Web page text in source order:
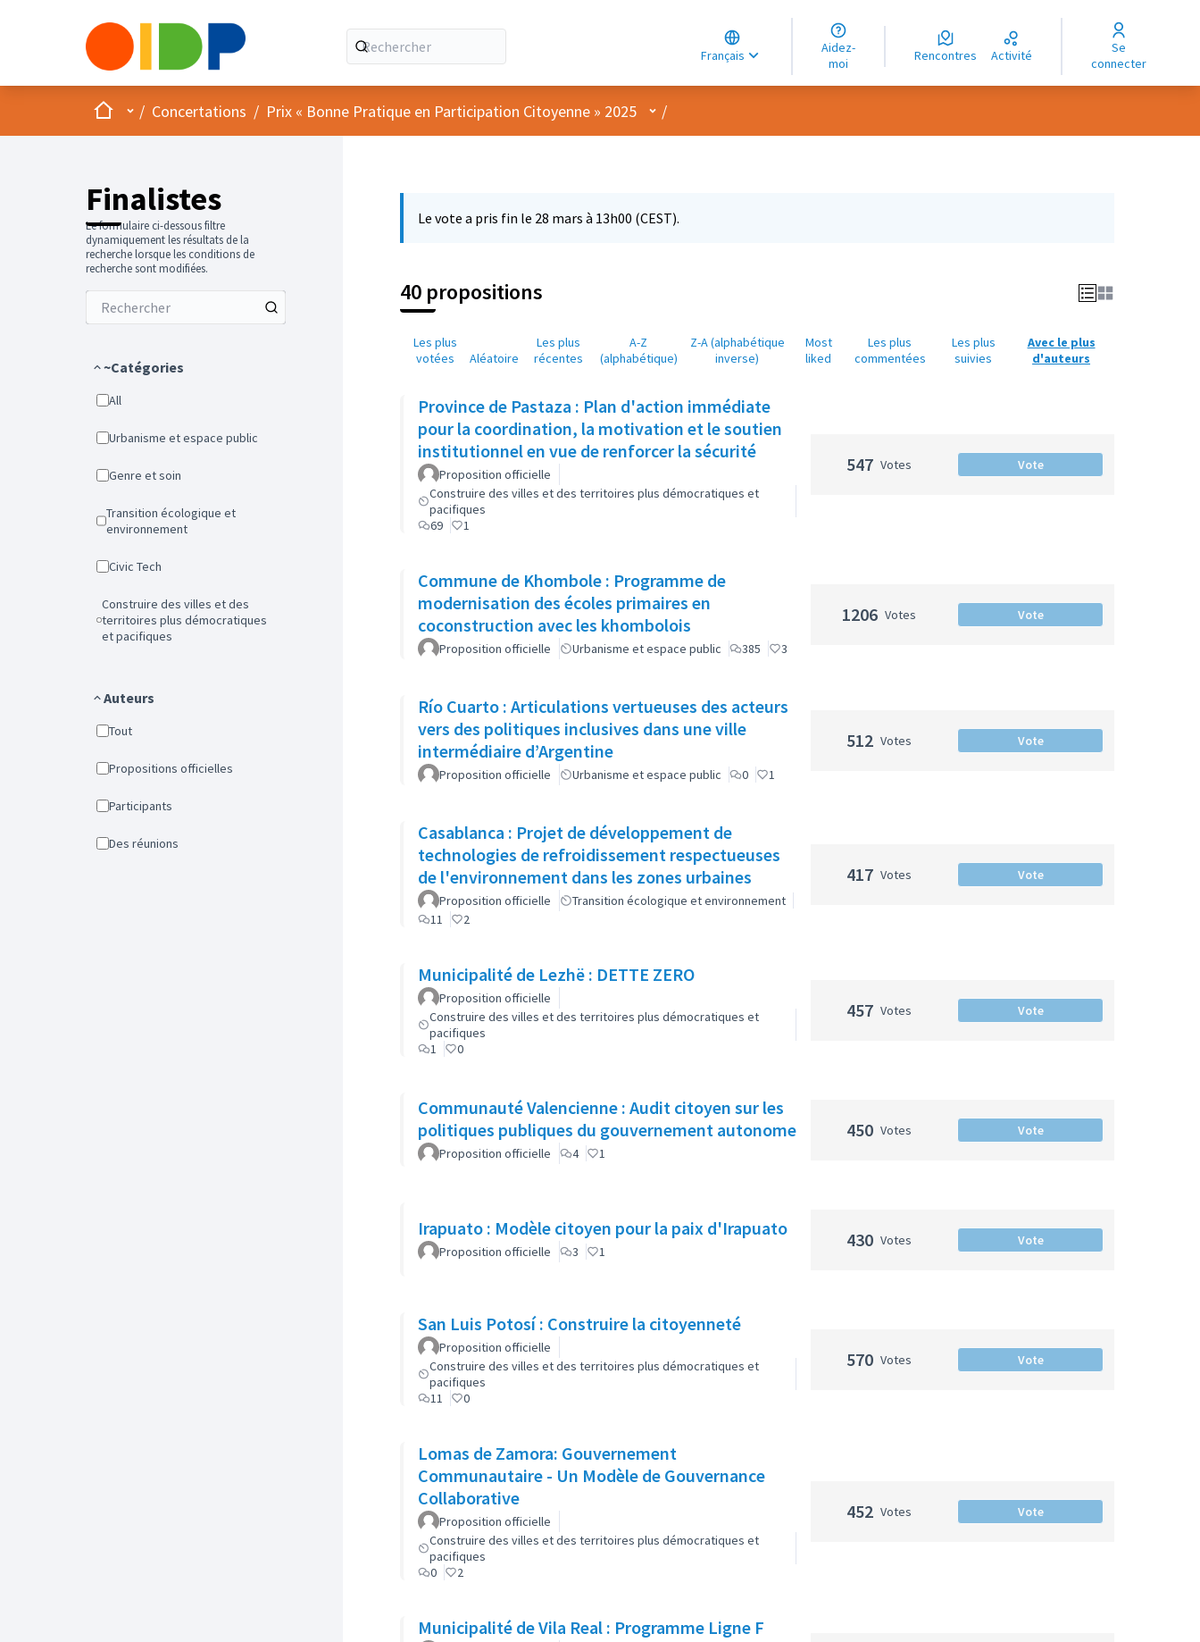
Français
Choose language
Choisir la langue
Elegir el idioma
Aidez-
moi
Rencontres Activité
Se
connecter
AccueilMenu principal
/ Concertations / Prix « Bonne Pratique en Participation Citoyenne » 2025 Menu utilisateur
/
Finalistes
Le formulaire ci-dessous filtre
dynamiquement les résultats de la
recherche lorsque les conditions de
recherche sont modifiées.
~Catégories
All
Urbanisme et espace public
Genre et soin
Transition écologique et
environnement
Civic Tech
Construire des villes et des
territoires plus démocratiques
et pacifiques
Auteurs
Tout
Propositions officielles
Participants
Des réunions
Le vote a pris fin le 28 mars à 13h00 (CEST).
40 propositions
Les plus
votées
Aléatoire
Les plus
récentes
A-Z
(alphabétique)
Z-A (alphabétique
inverse)
Most
liked
Les plus
commentées
Les plus
suivies
Avec le plus
d'auteurs
Province de Pastaza : Plan d'action immédiate
pour la coordination, la motivation et le soutien
institutionnel en vue de renforcer la sécurité
Proposition officielle
Construire des villes et des territoires plus démocratiques et
pacifiques
69
1
547 Votes Vote
Commune de Khombole : Programme de
modernisation des écoles primaires en
coconstruction avec les khombolois
Proposition officielle Urbanisme et espace public 385 3
1206 Votes Vote
Río Cuarto : Articulations vertueuses des acteurs
vers des politiques inclusives dans une ville
intermédiaire d’Argentine
Proposition officielle Urbanisme et espace public 0 1
512 Votes Vote
Casablanca : Projet de développement de
technologies de refroidissement respectueuses
de l'environnement dans les zones urbaines
Proposition officielle
Transition écologique et environnement
11
2
417 Votes Vote
Municipalité de Lezhë : DETTE ZERO
Proposition officielle
Construire des villes et des territoires plus démocratiques et
pacifiques
1
0
457 Votes Vote
Communauté Valencienne : Audit citoyen sur les
politiques publiques du gouvernement autonome
Proposition officielle 4 1
450 Votes Vote
Irapuato : Modèle citoyen pour la paix d'Irapuato
Proposition officielle 3 1
430 Votes Vote
San Luis Potosí : Construire la citoyenneté
Proposition officielle
Construire des villes et des territoires plus démocratiques et
pacifiques
11
0
570 Votes Vote
Lomas de Zamora: Gouvernement
Communautaire - Un Modèle de Gouvernance
Collaborative
Proposition officielle
Construire des villes et des territoires plus démocratiques et
pacifiques
0
2
452 Votes Vote
Municipalité de Vila Real : Programme Ligne F